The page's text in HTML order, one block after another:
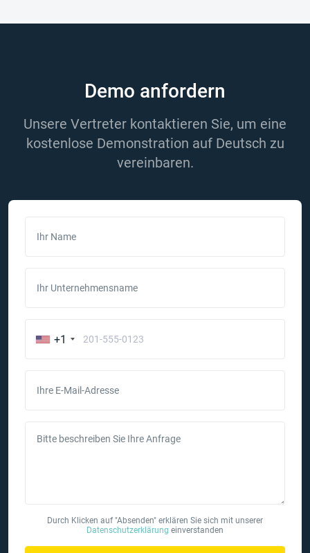
Demo anfordern
Unsere Vertreter kontaktieren Sie, um eine
kostenlose Demonstration auf Deutsch zu
vereinbaren.
Ihr Name
Ihr Unternehmensname
+1
Ihre E-Mail-Adresse
Bitte beschreiben Sie Ihre Anfrage
Durch Klicken auf "Absenden" erklären Sie sich mit unserer
Datenschutzerklärung einverstanden